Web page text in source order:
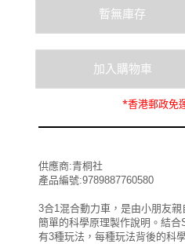
*香港郵政免
供應商:青桐社
產品編號:9789887760580
3合1混合動力車，是由小朋友
簡單的科學原理製作說明。結
有3種玩法，每種玩法背後的科